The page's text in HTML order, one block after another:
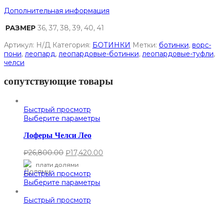
Дополнительная информация
РАЗМЕР 36, 37, 38, 39, 40, 41
Артикул: Н/Д Категория: БОТИНКИ Метки: ботинки, ворс-
пони, леопард, леопардовые-ботинки, леопардовые-туфли,
челси
сопутствующие товары
Быстрый просмотр
Выберите параметры
Лоферы Челси Лео
₽26,800.00 ₽17,420.00
плати долями
Быстрый просмотр
Выберите параметры
Быстрый просмотр